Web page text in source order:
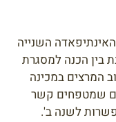
השנייה
הכנה למסגרת
המרצים במכינה
שמטפחים קשר
לשנה ב'.